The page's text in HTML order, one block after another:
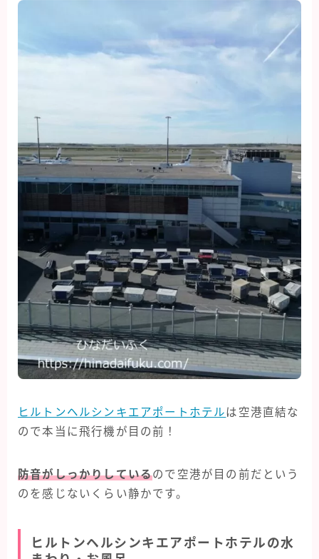
ヒルトンヘルシンキエアポートホテルは空港直結な
ので本当に飛行機が目の前！
防音がしっかりしているので空港が目の前だという
のを感じないくらい静かです。
ヒルトンヘルシンキエアポートホテルの水